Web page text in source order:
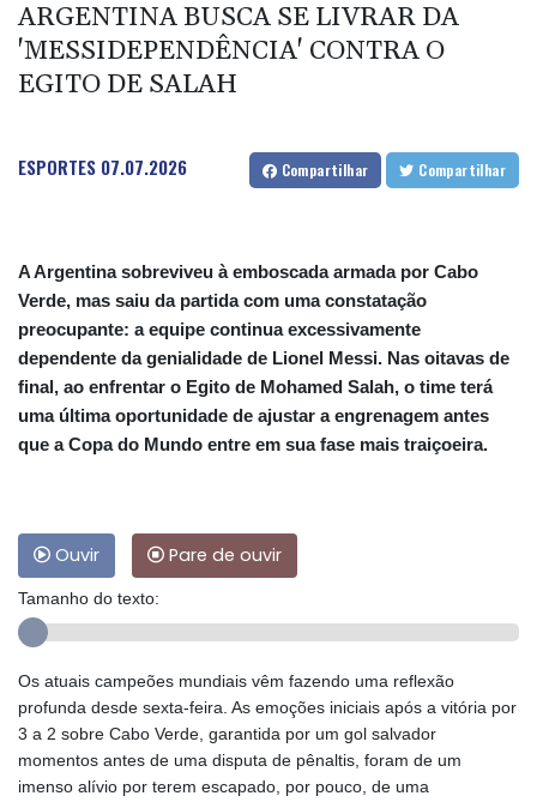
ARGENTINA BUSCA SE LIVRAR DA
'MESSIDEPENDÊNCIA' CONTRA O
EGITO DE SALAH
ESPORTES 07.07.2026 Compartilhar Compartilhar
A Argentina sobreviveu à emboscada armada por Cabo
Verde, mas saiu da partida com uma constatação
preocupante: a equipe continua excessivamente
dependente da genialidade de Lionel Messi. Nas oitavas de
final, ao enfrentar o Egito de Mohamed Salah, o time terá
uma última oportunidade de ajustar a engrenagem antes
que a Copa do Mundo entre em sua fase mais traiçoeira.
Ouvir Pare de ouvir
Tamanho do texto:
Os atuais campeões mundiais vêm fazendo uma reflexão
profunda desde sexta-feira. As emoções iniciais após a vitória por
3 a 2 sobre Cabo Verde, garantida por um gol salvador
momentos antes de uma disputa de pênaltis, foram de um
imenso alívio por terem escapado, por pouco, de uma